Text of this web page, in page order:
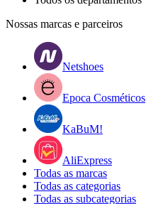
Nossas marcas e parceiros
Netshoes
Epoca Cosméticos
KaBuM!
AliExpress
Todas as marcas
Todas as categorias
Todas as subcategorias